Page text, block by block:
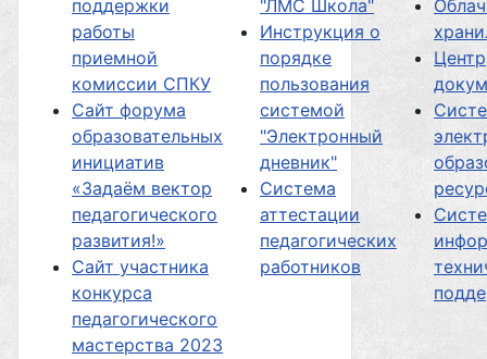
поддержки
работы
приемной
комиссии СПКУ
Сайт форума
образовательных
инициатив
«Задаём вектор
педагогического
развития!»
Сайт участника
конкурса
педагогического
мастерства 2023
"ЛМС Школа"
Инструкция о
порядке
пользования
системой
"Электронный
дневник"
Система
аттестации
педагогических
работников
Центр